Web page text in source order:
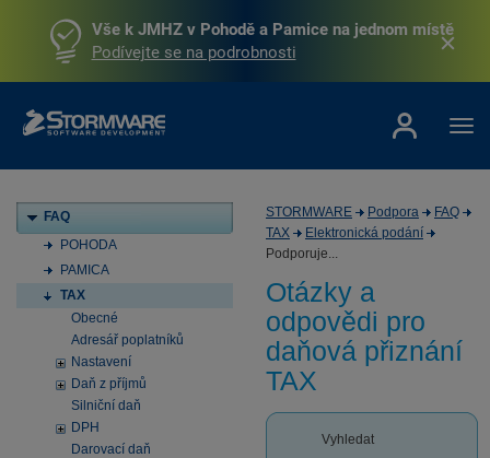
Vše k JMHZ v Pohodě a Pamice na jednom místě
Podívejte se na podrobnosti
FAQ
POHODA
PAMICA
TAX
Obecné
Adresář poplatníků
Nastavení
Daň z příjmů
Silniční daň
DPH
Darovací daň
STORMWARE Podpora
FAQ
TAX
Elektronická podání
Podporuje...
Otázky a
odpovědi pro
daňová přiznání
TAX
Vyhledat